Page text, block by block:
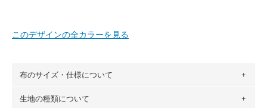
このデザインの全カラーを見る
布のサイズ・仕様について
布の長さは50cm単位での販売になります。
生地の種類について